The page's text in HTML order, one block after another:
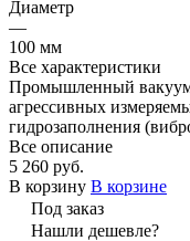
Диаметр
—
100 мм
Все характеристики
Промышленный
агрессивных
гидрозаполнения
Все описание
5 260 руб.
В корзину В корзине
Под заказ
Нашли дешевле?